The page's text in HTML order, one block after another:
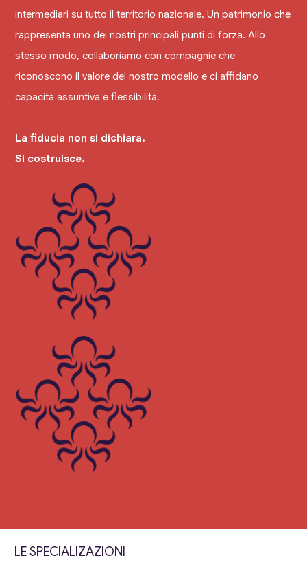
intermediari su tutto il territorio nazionale. Un patrimonio che
rappresenta uno dei nostri principali punti di forza. Allo
stesso modo, collaboriamo con compagnie che
riconoscono il valore del nostro modello e ci affidano
capacità assuntiva e flessibilità.
La fiducia non si dichiara.
Si costruisce.
LE SPECIALIZAZIONI